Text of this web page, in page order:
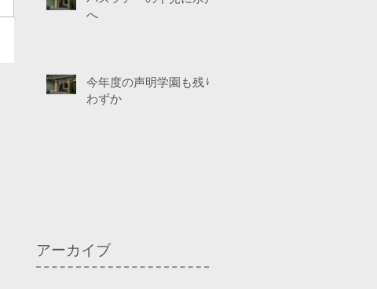
へ
今年度の声明学園も残り
わずか
アーカイブ